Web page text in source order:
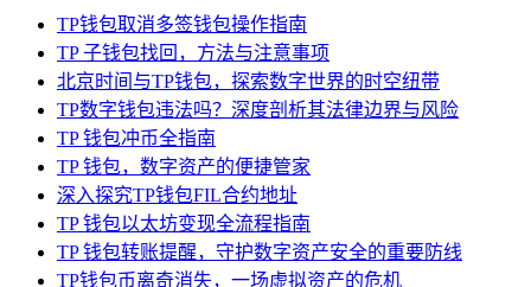
TP钱包取消多签钱包操作指南
TP 子钱包找回，方法与注意事项
北京时间与TP钱包，探索数字世界的时空纽带
TP数字钱包违法吗？深度剖析其法律边界与风险
TP 钱包冲币全指南
TP 钱包，数字资产的便捷管家
深入探究TP钱包FIL合约地址
TP 钱包以太坊变现全流程指南
TP 钱包转账提醒，守护数字资产安全的重要防线
TP钱包币离奇消失，一场虚拟资产的危机